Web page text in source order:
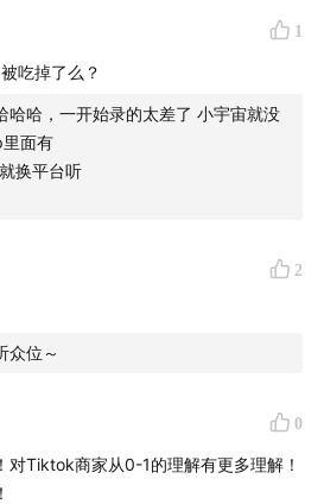
后分享关于跨境电商领域的工作
想要在这个快速发展的网络时
起来畅聊跨境电商的人与事，带你
电商工作的泥潭中保持独立的个
1
吃掉了么？
哈哈，一开始录的太差了 小宇宙就没
面有
换平台听
2
众位～
0
对Tiktok商家从0-1的理解有更多理解！